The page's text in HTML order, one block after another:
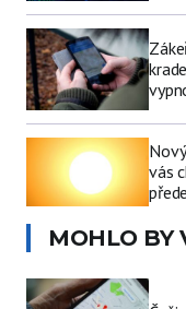
vás
MOHLO BY